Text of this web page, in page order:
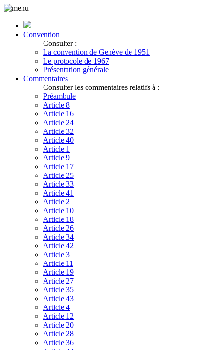
Convention
Consulter :
La convention de Genève de 1951
Le protocole de 1967
Présentation générale
Commentaires
Consulter les commentaires relatifs à :
Préambule
Article 8
Article 16
Article 24
Article 32
Article 40
Article 1
Article 9
Article 17
Article 25
Article 33
Article 41
Article 2
Article 10
Article 18
Article 26
Article 34
Article 42
Article 3
Article 11
Article 19
Article 27
Article 35
Article 43
Article 4
Article 12
Article 20
Article 28
Article 36